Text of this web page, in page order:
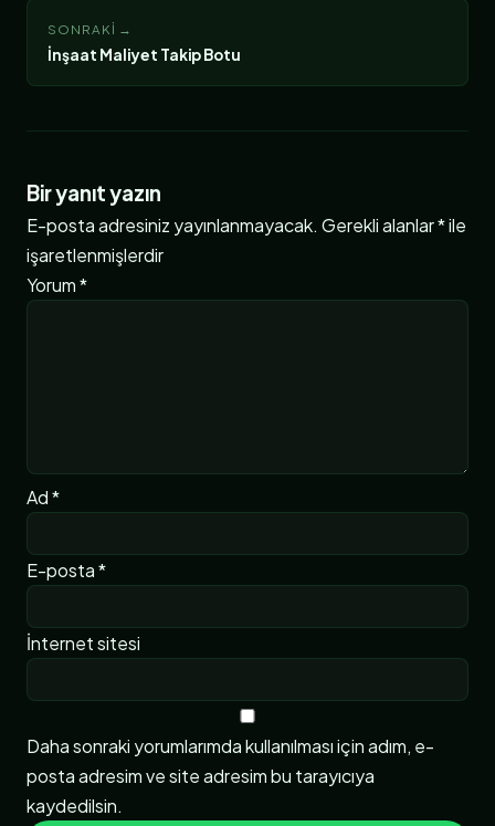
SONRAKI →
İnşaat Maliyet Takip Botu
Bir yanıt yazın
E-posta adresiniz yayınlanmayacak. Gerekli alanlar*ile
işaretlenmişlerdir
Yorum*
Ad*
E-posta*
İnternet sitesi
Daha sonraki yorumlarımda kullanılması için adım, e-
posta adresim ve site adresim bu tarayıcıya
kaydedilsin.